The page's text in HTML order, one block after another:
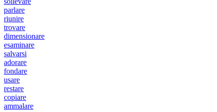
parlare
riunire
trovare
dimensionare
esaminare
salvarsi
adorare
fondare
usare
restare
copiare
ammalare